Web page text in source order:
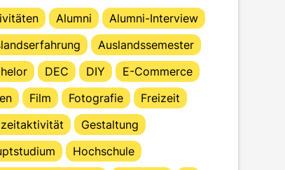
Alumni
Alumni-Interview
Auslandssemester
DEC DIY
E-Commerce
Film Fotografie
Freizeit
Gestaltung
Hochschule